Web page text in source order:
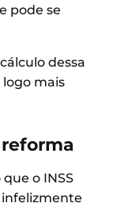
pode se
dessa
mais
o INSS